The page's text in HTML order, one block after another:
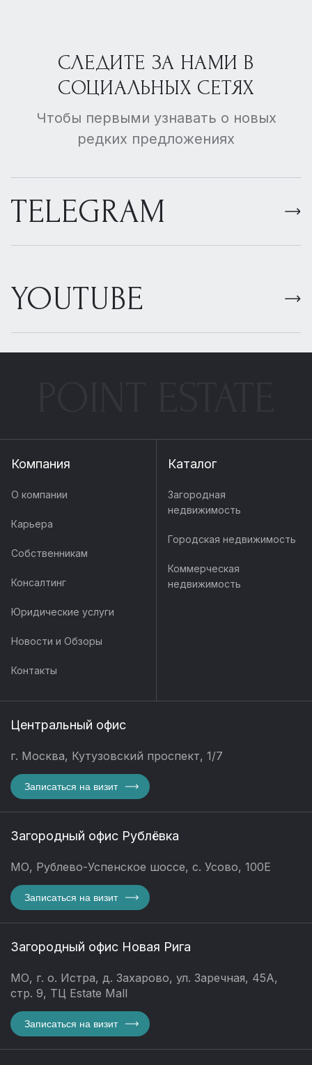
СЛЕДИТЕ ЗА НАМИ В
СОЦИАЛЬНЫХ СЕТЯХ
Чтобы первыми узнавать о новых
редких предложениях
TELEGRAM
YOUTUBE
Компания
О компании
Карьера
Собственникам
Консалтинг
Юридические услуги
Новости и Обзоры
Контакты
Каталог
Загородная
недвижимость
Городская недвижимость
Коммерческая
недвижимость
Центральный офис
г. Москва, Кутузовский проспект, 1/7
Записаться на визит
Загородный офис Рублёвка
МО, Рублево-Успенское шоссе, с. Усово, 100Е
Записаться на визит
Загородный офис Новая Рига
МО, г. о. Истра, д. Захарово, ул. Заречная, 45А,
стр. 9, ТЦ Estate Mall
Записаться на визит